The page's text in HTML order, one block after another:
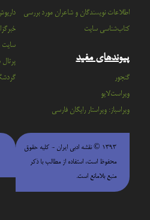
اطلاعات نویسندگان و شاعران مورد بررسی
کتاب‌شناسی سایت
پیوندهای مفید
گنجور
ویراست‌لایو
ویراسباز: ویراستار رایگان فارسی
سايت
۱۳۹۳ © نقشه ادبی ایران - كليه حقوق
محفوظ است، استفاده از مطالب با ذكر
منبع بلامانع است.